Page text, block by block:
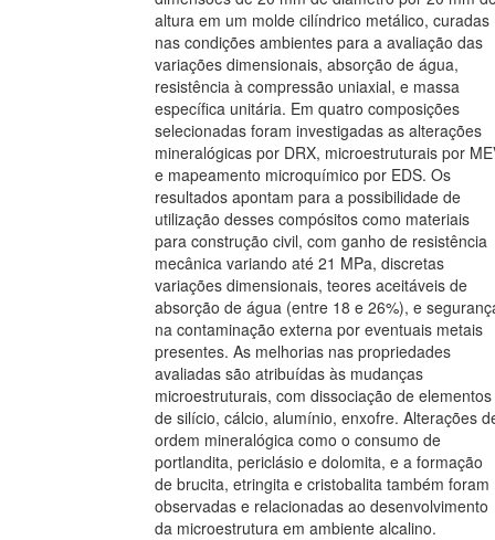
altura em um molde cilíndrico metálico, curadas
nas condições ambientes para a avaliação das
variações dimensionais, absorção de água,
resistência à compressão uniaxial, e massa
específica unitária. Em quatro composições
selecionadas foram investigadas as alterações
mineralógicas por DRX, microestruturais por
e mapeamento microquímico por EDS. Os
resultados apontam para a possibilidade de
utilização desses compósitos como materiais
para construção civil, com ganho de resistência
mecânica variando até 21 MPa, discretas
variações dimensionais, teores aceitáveis de
absorção de água (entre 18 e 26%), e
na contaminação externa por eventuais metais
presentes. As melhorias nas propriedades
avaliadas são atribuídas às mudanças
microestruturais, com dissociação de elementos
de silício, cálcio, alumínio, enxofre. Alterações
ordem mineralógica como o consumo de
portlandita, periclásio e dolomita, e a formação
de brucita, etringita e cristobalita também foram
observadas e relacionadas ao desenvolvimento
da microestrutura em ambiente alcalino.